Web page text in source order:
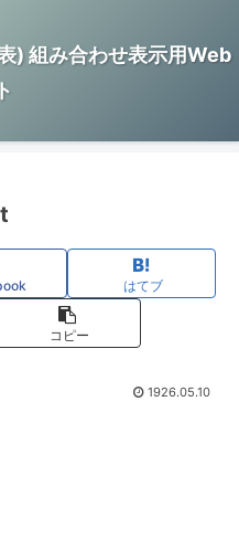
) 組み合わせ表示用Web
はてブ
コピー
1926.05.10